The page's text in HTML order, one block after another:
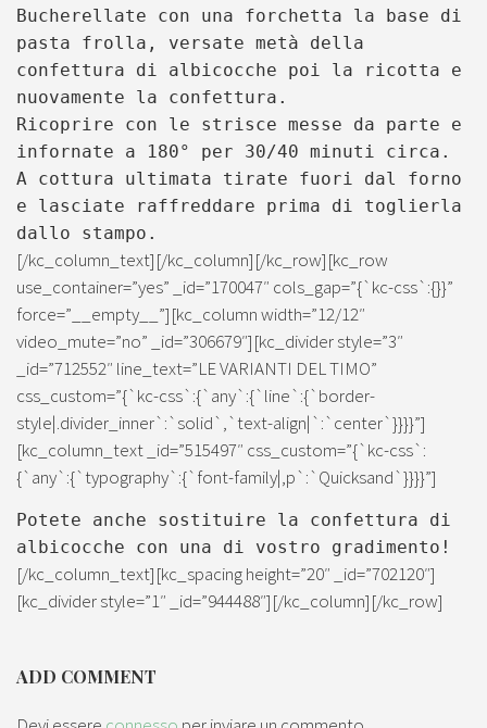
Bucherellate con una forchetta la base di
pasta frolla, versate metà della
confettura di albicocche poi la ricotta e
nuovamente la confettura.
Ricoprire con le strisce messe da parte e
infornate a 180° per 30/40 minuti circa.
A cottura ultimata tirate fuori dal forno
e lasciate raffreddare prima di toglierla
dallo stampo.
[/kc_column_text][/kc_column][/kc_row][kc_row
use_container=”yes” _id=”170047″ cols_gap=”{`kc-css`:{}}”
force=”__empty__”][kc_column width=”12/12″
video_mute=”no” _id=”306679″][kc_divider style=”3″
_id=”712552″ line_text=”LE VARIANTI DEL TIMO”
css_custom=”{`kc-css`:{`any`:{`line`:{`border-
style|.divider_inner`:`solid`,`text-align|`:`center`}}}}”]
[kc_column_text _id=”515497″ css_custom=”{`kc-css`:
{`any`:{`typography`:{`font-family|,p`:`Quicksand`}}}}”]
Potete anche sostituire la confettura di
albicocche con una di vostro gradimento!
[/kc_column_text][kc_spacing height=”20″ _id=”702120″]
[kc_divider style=”1″ _id=”944488″][/kc_column][/kc_row]
ADD COMMENT